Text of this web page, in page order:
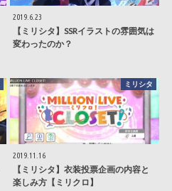
2019.6.23
【ミリシタ】SSRイラストの雰囲気は
変わったのか？
ミリシタ
2019.11.16
【ミリシタ】衣装投票企画の内容と
楽しみ方【ミリクロ】